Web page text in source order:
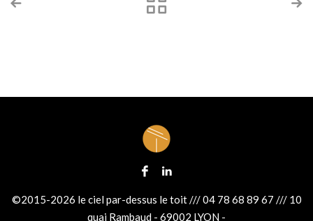
©2015-2026 le ciel par-dessus le toit /// 04 78 68 89 67 /// 10
quai Rambaud - 69002 LYON -